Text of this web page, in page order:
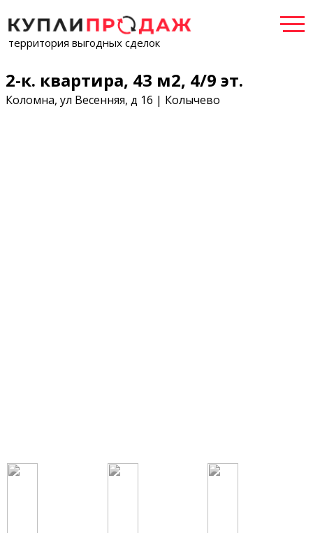
территория выгодных сделок
2-к. квартира, 43 м2, 4/9 эт.
Коломна, ул Весенняя, д 16 | Колычево